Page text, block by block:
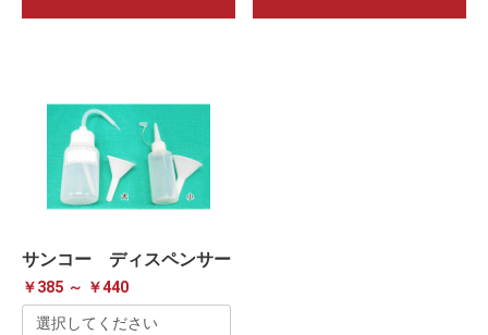
サンコー ディスペンサー
￥385 ～ ￥440